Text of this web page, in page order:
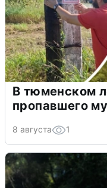
В тюменском
пропавшего
8 августа 1